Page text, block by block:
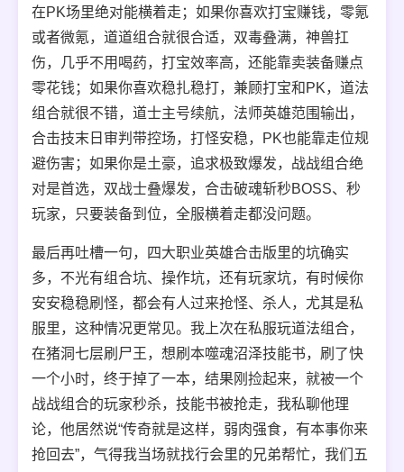
在PK场里绝对能横着走；如果你喜欢打宝赚钱，零氪
或者微氪，道道组合就很合适，双毒叠满，神兽扛
伤，几乎不用喝药，打宝效率高，还能靠卖装备赚点
零花钱；如果你喜欢稳扎稳打，兼顾打宝和PK，道法
组合就很不错，道士主号续航，法师英雄范围输出，
合击技末日审判带控场，打怪安稳，PK也能靠走位规
避伤害；如果你是土豪，追求极致爆发，战战组合绝
对是首选，双战士叠爆发，合击破魂斩秒BOSS、秒
玩家，只要装备到位，全服横着走都没问题。
最后再吐槽一句，四大职业英雄合击版里的坑确实
多，不光有组合坑、操作坑，还有玩家坑，有时候你
安安稳稳刷怪，都会有人过来抢怪、杀人，尤其是私
服里，这种情况更常见。我上次在私服玩道法组合，
在猪洞七层刷尸王，想刷本噬魂沼泽技能书，刷了快
一个小时，终于掉了一本，结果刚捡起来，就被一个
战战组合的玩家秒杀，技能书被抢走，我私聊他理
论，他居然说“传奇就是这样，弱肉强食，有本事你来
抢回去”，气得我当场就找行会里的兄弟帮忙，我们五